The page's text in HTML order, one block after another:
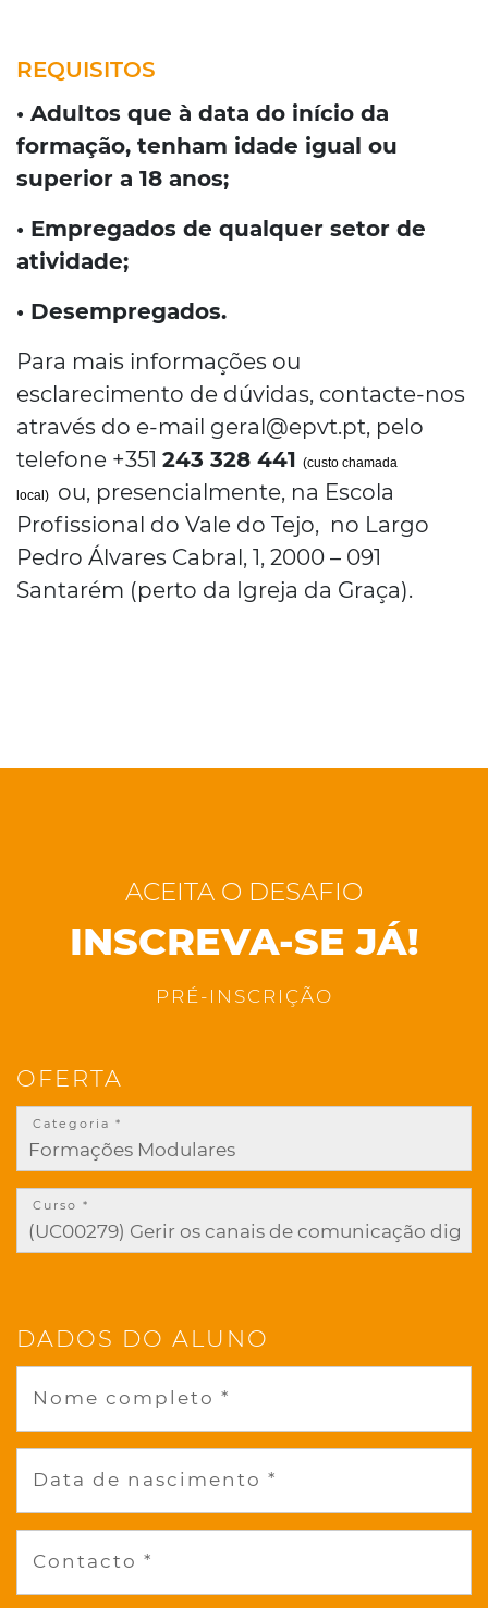
REQUISITOS
• Adultos que à data do início da
formação, tenham idade igual ou
superior a 18 anos;
• Empregados de qualquer setor de
atividade;
• Desempregados.
Para mais informações ou
esclarecimento de dúvidas, contacte-nos
através do e-mail geral@epvt.pt, pelo
telefone +351 243 328 441 (custo chamada
local)
ou, presencialmente, na Escola
Profissional do Vale do Tejo, no Largo
Pedro Álvares Cabral, 1, 2000 – 091
Santarém (perto da Igreja da Graça).
ACEITA O DESAFIO
INSCREVA-SE JÁ!
PRÉ-INSCRIÇÃO
OFERTA
Categoria *
Curso *
DADOS DO ALUNO
Nome completo *
Data de nascimento *
Contacto *